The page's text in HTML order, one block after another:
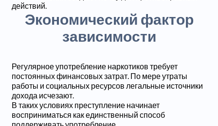
действий.
Экономический фактор
зависимости
Регулярное употребление наркотиков требует
постоянных финансовых затрат. По мере утраты
работы и социальных ресурсов легальные источники
дохода исчезают.
В таких условиях преступление начинает
восприниматься как единственный способ